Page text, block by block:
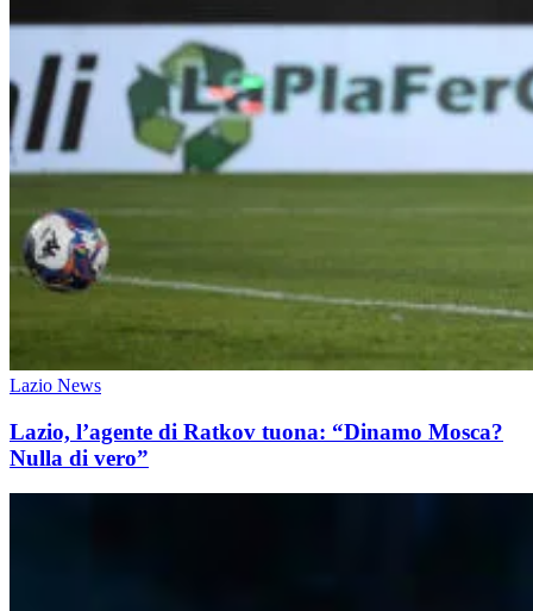
Lazio News
Lazio, l’agente di Ratkov tuona: “Dinamo Mosca?
Nulla di vero”